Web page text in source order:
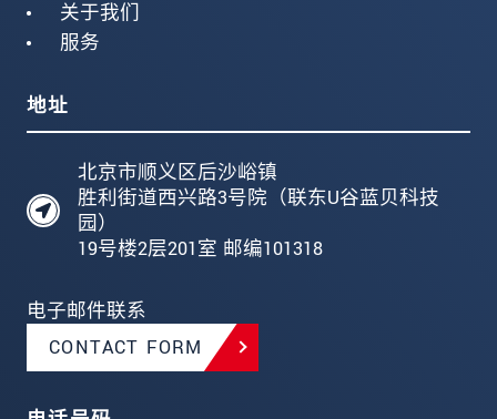
关于我们
服务
地址
北京市顺义区后沙峪镇
胜利街道西兴路3号院（联东U谷蓝贝科技
园）
19号楼2层201室 邮编101318
电子邮件联系
CONTACT FORM